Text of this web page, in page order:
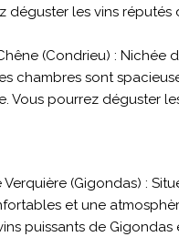
déguster les vins
(Condrieu) :
chambres sont
Vous pourrez déguster
Verquière (Gigondas) :
et une
puissants de